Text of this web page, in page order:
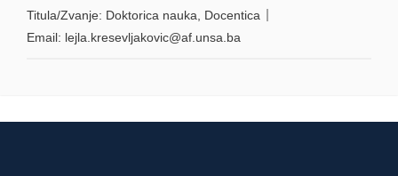
Titula/Zvanje: Doktorica nauka, Docentica
Email: lejla.kresevljakovic@af.unsa.ba